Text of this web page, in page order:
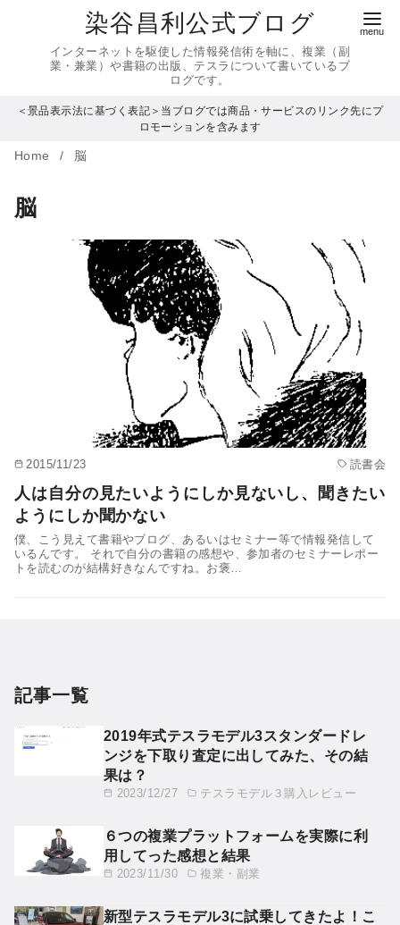
へ
染谷昌利公式ブログ
インターネットを駆使した情報発信術を軸に、複業（副
業・兼業）や書籍の出版、テスラについて書いているブ
ログです。
＜景品表示法に基づく表記＞当ブログでは商品・サービスのリンク先にプ
ロモーションを含みます
Home 脳
脳
2015/11/23 読書会
人は自分の見たいようにしか見ないし、聞きたい
ようにしか聞かない
僕、こう見えて書籍やブログ、あるいはセミナー等で情報発信して
いるんです。 それで自分の書籍の感想や、参加者のセミナーレポー
トを読むのが結構好きなんですね。お褒…
記事一覧
2023/12/27 テスラモデル３購入レビュー
2019年式テスラモデル3スタンダードレ
ンジを下取り査定に出してみた、その結
果は？
2023/11/30 複業・副業
６つの複業プラットフォームを実際に利
用してった感想と結果
新型テスラモデル3に試乗してきたよ！こ